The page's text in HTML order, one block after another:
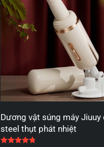
Dương vật súng máy Jiuuy
steel thụt phát nhiệt